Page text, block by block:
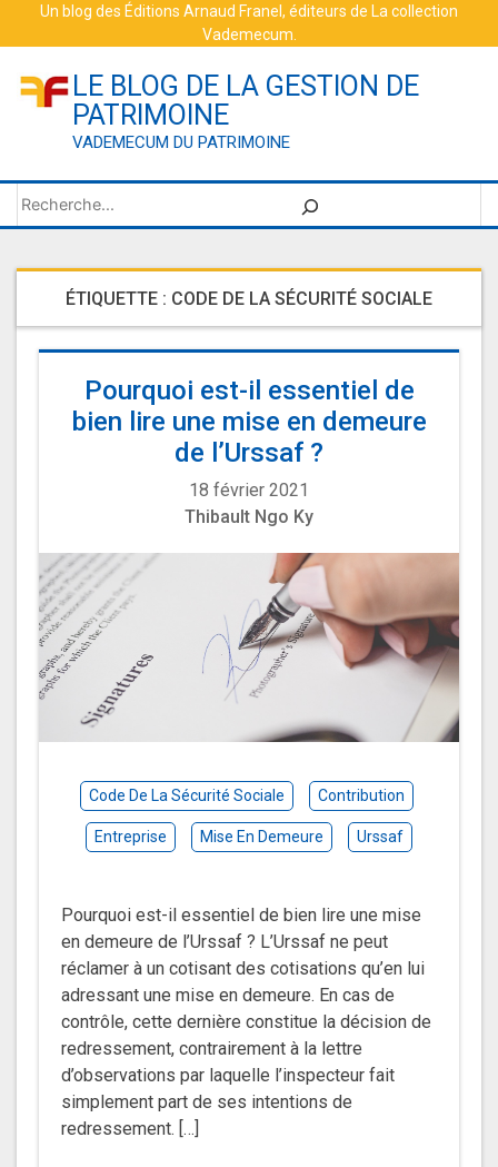
Un blog des Éditions Arnaud Franel , éditeurs de La collection
Vademecum
LE BLOG DE LA GESTION DE
PATRIMOINE
VADEMECUM DU PATRIMOINE
Rechercher
ÉTIQUETTE : CODE DE LA SÉCURITÉ SOCIALE
Pourquoi est-il essentiel de
bien lire une mise en demeure
de l’Urssaf ?
18 février 2021
Thibault Ngo Ky
Code De La Sécurité Sociale Contribution
Entreprise Mise En Demeure Urssaf
Pourquoi est-il essentiel de bien lire une mise
en demeure de l’Urssaf ? L’Urssaf ne peut
réclamer à un cotisant des cotisations qu’en lui
adressant une mise en demeure. En cas de
contrôle, cette dernière constitue la décision de
redressement, contrairement à la lettre
d’observations par laquelle l’inspecteur fait
simplement part de ses intentions de
redressement. […]